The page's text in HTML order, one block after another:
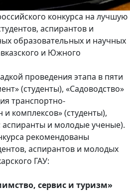
конкурса на лучшую
аспирантов и
образовательных и научных
и Южного
проведения этапа в пяти
(студенты), «Садоводство»
транспортно-
комплексов» (студенты),
аспиранты и молодые ученые).
рекомендованы
аспирантов и молодых
ГАУ:
сервис и туризм»